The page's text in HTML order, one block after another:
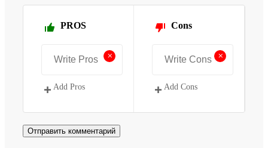
PROS
+
Add Pros
Cons
+
Add Cons